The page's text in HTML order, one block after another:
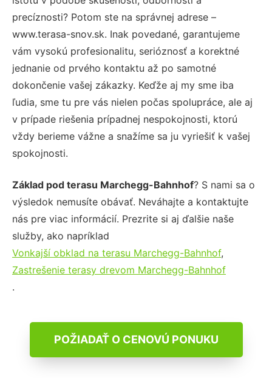
precíznosti? Potom ste na správnej adrese –
www.terasa-snov.sk. Inak povedané, garantujeme
vám vysokú profesionalitu, serióznosť a korektné
jednanie od prvého kontaktu až po samotné
dokončenie vašej zákazky. Keďže aj my sme iba
ľudia, sme tu pre vás nielen počas spolupráce, ale aj
v prípade riešenia prípadnej nespokojnosti, ktorú
vždy berieme vážne a snažíme sa ju vyriešiť k vašej
spokojnosti.
Základ pod terasu Marchegg-Bahnhof? S nami sa o
výsledok nemusíte obávať. Neváhajte a kontaktujte
nás pre viac informácií. Prezrite si aj ďalšie naše
služby, ako napríklad
Vonkajší obklad na terasu Marchegg-Bahnhof,
Zastrešenie terasy drevom Marchegg-Bahnhof
.
POŽIADAŤ O CENOVÚ PONUKU